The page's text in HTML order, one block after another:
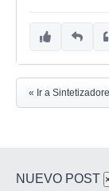
« Ir a
NUEVO POST